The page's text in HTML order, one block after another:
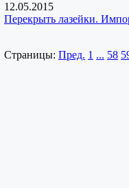
12.05.2015
Перекрыть лазейки.
Страницы: Пред. 1 ... 58